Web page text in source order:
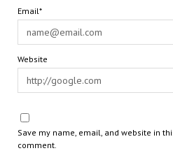
Email*
Website
Save my name, email, and website in
comment.